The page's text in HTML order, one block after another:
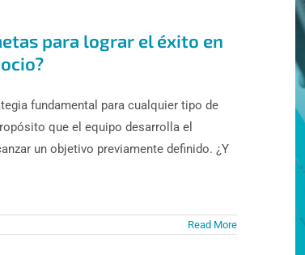
para lograr el éxito en
fundamental para cualquier tipo de
que el equipo desarrolla el
un objetivo previamente definido. ¿Y
Read More